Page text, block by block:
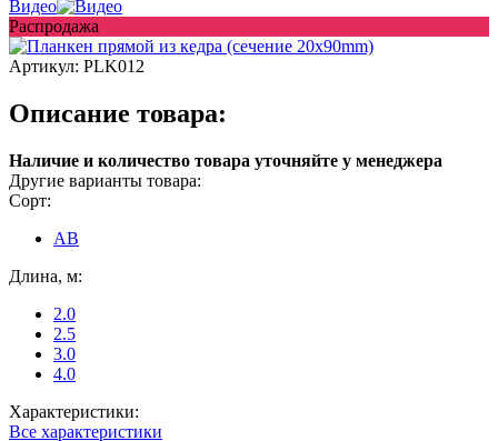
Видео
Распродажа
Артикул: PLK012
Описание товара:
Наличие и количество товара уточняйте у менеджера
Другие варианты товара:
Сорт:
AB
Длина, м:
2.0
2.5
3.0
4.0
Характеристики:
Все характеристики